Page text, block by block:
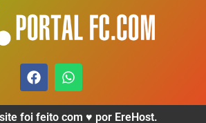
foi feito com ♥️ por EreHost.